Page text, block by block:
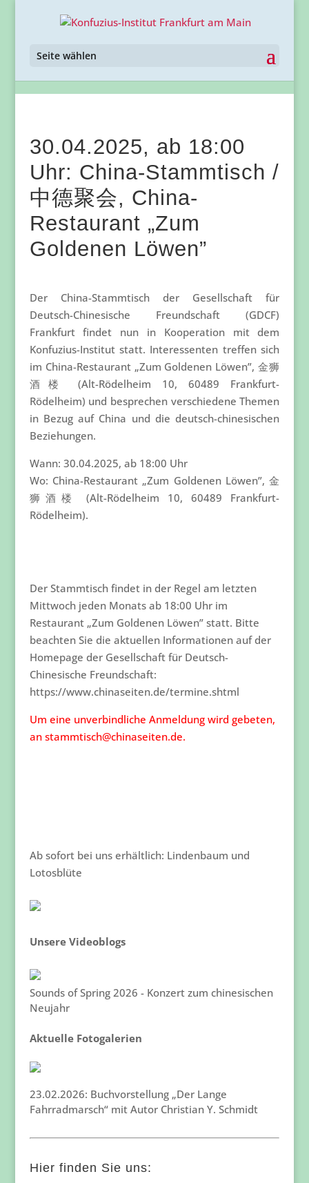
Seite wählen
30.04.2025, ab 18:00
Uhr: China-Stammtisch /
中德聚会, China-
Restaurant „Zum
Goldenen Löwen”
Der China-Stammtisch der Gesellschaft für
Deutsch-Chinesische Freundschaft (GDCF)
Frankfurt findet nun in Kooperation mit dem
Konfuzius-Institut statt. Interessenten treffen sich
im China-Restaurant „Zum Goldenen Löwen”, 金狮
酒楼 (Alt-Rödelheim 10, 60489 Frankfurt-
Rödelheim) und besprechen verschiedene Themen
in Bezug auf China und die deutsch-chinesischen
Beziehungen.
Wann: 30.04.2025, ab 18:00 Uhr
Wo: China-Restaurant „Zum Goldenen Löwen”, 金
狮酒楼 (Alt-Rödelheim 10, 60489 Frankfurt-
Rödelheim).
Der Stammtisch findet in der Regel am letzten
Mittwoch jeden Monats ab 18:00 Uhr im
Restaurant „Zum Goldenen Löwen” statt. Bitte
beachten Sie die aktuellen Informationen auf der
Homepage der Gesellschaft für Deutsch-
Chinesische Freundschaft:
https://www.chinaseiten.de/termine.shtml
Um eine unverbindliche Anmeldung wird gebeten,
an stammtisch@chinaseiten.de.
Ab sofort bei uns erhältlich: Lindenbaum und
Lotosblüte
Unsere Videoblogs
Sounds of Spring 2026 - Konzert zum chinesischen
Neujahr
Aktuelle Fotogalerien
23.02.2026: Buchvorstellung „Der Lange
Fahrradmarsch“ mit Autor Christian Y. Schmidt
Hier finden Sie uns: